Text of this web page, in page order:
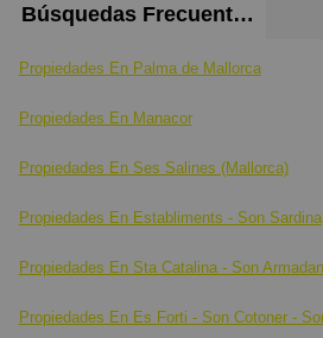
Búsquedas Frecuentes
Propiedades En Palma de Mallorca
Propiedades En Manacor
Propiedades En Ses Salines (Mallorca)
Propiedades En Establiments - Son Sardina
Propiedades En Sta Catalina - Son
Propiedades En Es Forti - Son Cotoner -